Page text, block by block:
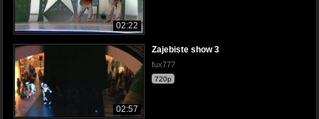
02:22
02:57
Zajebiste show 3
fux777
720p